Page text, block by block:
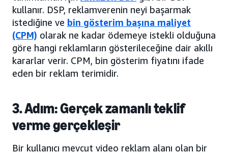
kullanır. DSP, reklamverenin neyi başarmak
istediğine ve bin gösterim başına maliyet
(CPM) olarak ne kadar ödemeye istekli olduğuna
göre hangi reklamların gösterileceğine dair akıllı
kararlar verir. CPM, bin gösterim fiyatını ifade
eden bir reklam terimidir.
3. Adım: Gerçek zamanlı teklif
verme gerçekleşir
Bir kullanıcı mevcut video reklam alanı olan bir